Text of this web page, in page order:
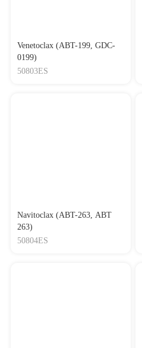
Venetoclax (ABT-199, GDC-
0199)
50803ES
Navitoclax (ABT-263, ABT
263)
50804ES